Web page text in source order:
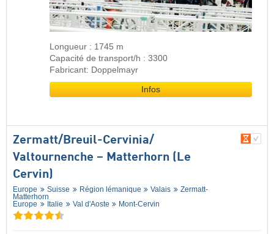
Longueur : 1745 m
Capacité de transport/h : 3300
Fabricant: Doppelmayr
Infos
Zermatt/​Breuil-Cervinia/​
Valtournenche – Matterhorn (Le
Cervin)
Europe Suisse Région lémanique Valais
Zermatt-
Matterhorn
Europe
Italie Val d'Aoste Mont-Cervin